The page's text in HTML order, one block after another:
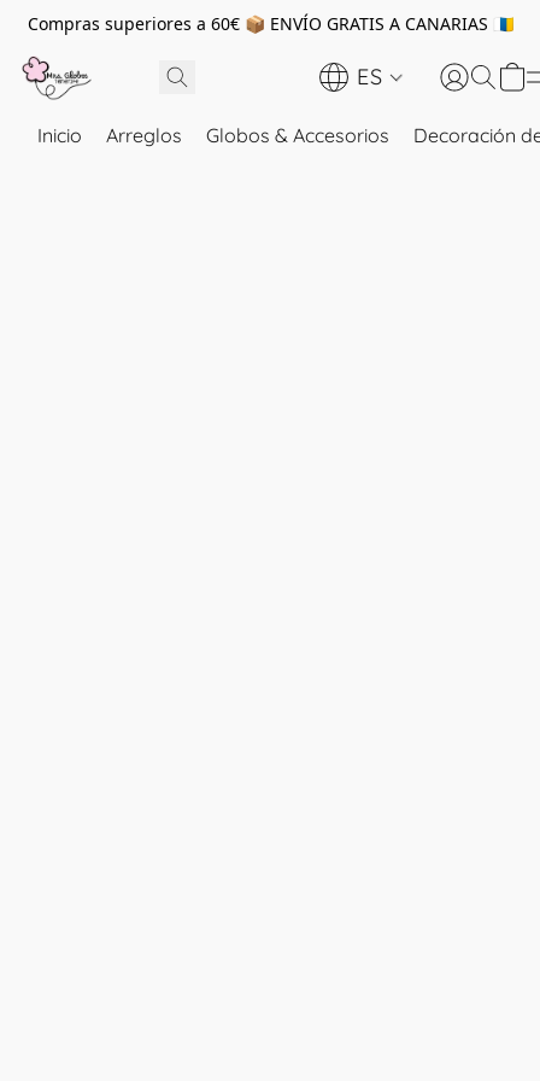
Compras superiores a 60€ 📦 ENVÍO GRATIS A CANARIAS 🇮🇨
ES
Inicio Arreglos Globos & Accesorios Decoración